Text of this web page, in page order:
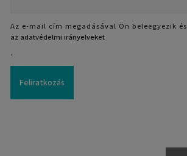
Az e-mail cím megadásával Ön beleegyezik és
az adatvédelmi irányelveket
.
Feliratkozás